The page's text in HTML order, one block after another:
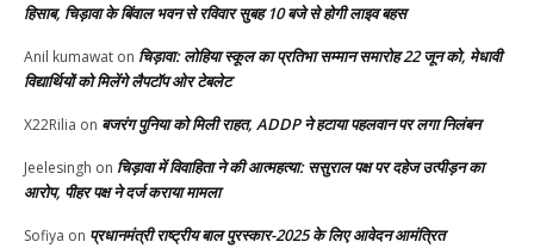
हिसाब, चिड़ावा के बिंवाल भवन से रविवार सुबह 10 बजे से होगी लाइव बहस
Anil kumawat on चिड़ावा: लोहिया स्कूल का प्रतिभा सम्मान समारोह 22 जून को, मेधावी
विद्यार्थियों को मिलेंगे लैपटॉप ओर टेबलेट
X22Rilia on बजरंग पुनिया को मिली राहत, ADDP ने हटाया पहलवान पर लगा निलंबन
Jeelesingh on चिड़ावा में विवाहिता ने की आत्महत्या: ससुराल पक्ष पर दहेज उत्पीड़न का
आरोप, पीहर पक्ष ने दर्ज कराया मामला
Sofiya on प्रधानमंत्री राष्ट्रीय बाल पुरस्कार-2025 के लिए आवेदन आमंत्रित